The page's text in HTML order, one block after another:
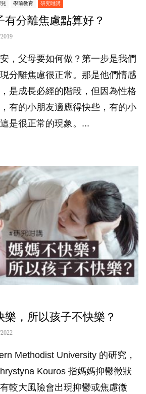
學前教育 研究咁講
分離焦慮點算好？
，父母要如何做？第一步是我們
分離焦慮很正常。那是他們情感
是成長必經的階段，但因為性格
有的小朋友適應得快些，有的小
是很正常的現象。...
，所以孩子不快樂？
Methodist University 的研究，
Kouros 指媽媽抑鬱徵狀
較大風險會出現抑鬱或焦慮徵